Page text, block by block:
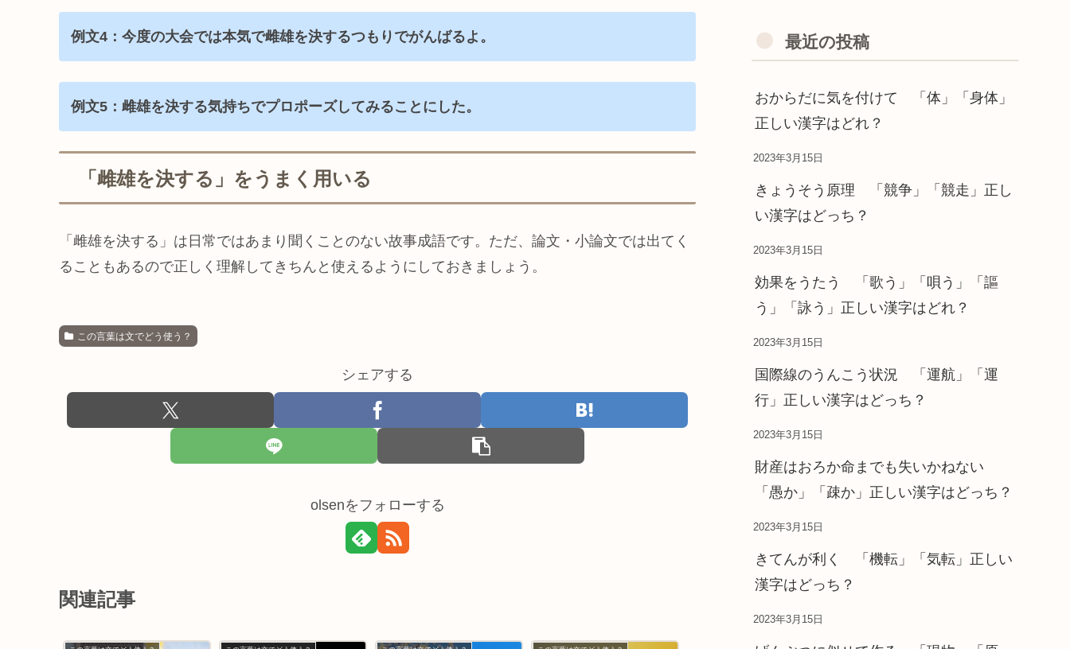
例文4：今度の大会では本気で雌雄を決するつもりでがんばるよ。
例文5：雌雄を決する気持ちでプロポーズしてみることにした。
「雌雄を決する」をうまく用いる
「雌雄を決する」は日常ではあまり聞くことのない故事成語です。ただ、論文・小論文では出てく
ることもあるので正しく理解してきちんと使えるようにしておきましょう。
この言葉は文でどう使う？
シェアする
olsenをフォローする
関連記事
最近の投稿
おからだに気を付けて 「体」「身体」
正しい漢字はどれ？
2023年3月15日
きょうそう原理 「競争」「競走」正し
い漢字はどっち？
2023年3月15日
効果をうたう 「歌う」「唄う」「謳
う」「詠う」正しい漢字はどれ？
2023年3月15日
国際線のうんこう状況 「運航」「運
行」正しい漢字はどっち？
2023年3月15日
財産はおろか命までも失いかねない
「愚か」「疎か」正しい漢字はどっち？
2023年3月15日
きてんが利く 「機転」「気転」正しい
漢字はどっち？
2023年3月15日